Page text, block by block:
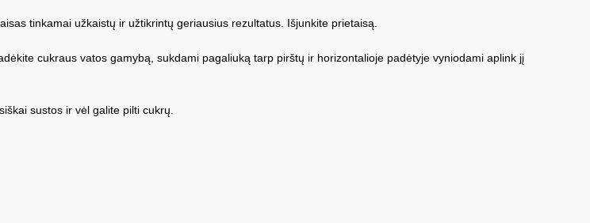
tinkamai užkaistų ir užtikrintų geriausius rezultatus. Išjunkite prietaisą.
cukraus vatos gamybą, sukdami pagaliuką tarp pirštų ir horizontalioje padėtyje vyniodami aplink jį
sustos ir vėl galite pilti cukrų.